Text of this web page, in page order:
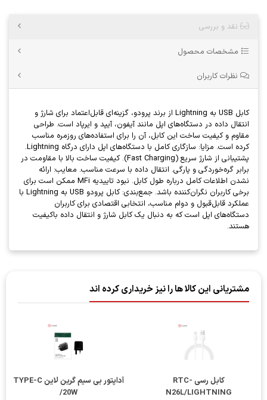
نقد و بررسی
مشخصات محصول
نظرات کاربران
کابل USB به Lightning از برند پرودو، گزینه‌ای قابل‌اعتماد برای شارژ و
انتقال داده در دستگاه‌های اپل مانند آیفون، آیپد و ایرپاد است. طراحی
مقاوم و کیفیت ساخت این کابل، آن را برای استفاده‌های روزمره مناسب
کرده است. مزایا: سازگاری کامل با دستگاه‌های اپل دارای درگاه Lightning.
پشتیبانی از شارژ سریع (Fast Charging). کیفیت ساخت بالا با مقاومت در
برابر گره‌خوردگی و پارگی. انتقال داده با سرعت مناسب. معایب: ارائه
نشدن اطلاعات کامل درباره طول کابل. نبود تاییدیه MFi ممکن است برای
برخی کاربران نگران‌کننده باشد. جمع‌بندی: کابل پرودو USB به Lightning با
عملکرد قابل‌قبول و دوام مناسب، انتخابی اقتصادی برای کاربران
دستگاه‌های اپل است که به دنبال یک کابل شارژ و انتقال داده باکیفیت
هستند.
مشتریانی این کالا ها را نیز خریداری کرده اند
کابل رسی RTC-
N26L/LIGHTNING
آداپتور بی سیم گرین لاین TYPE-C
/20W